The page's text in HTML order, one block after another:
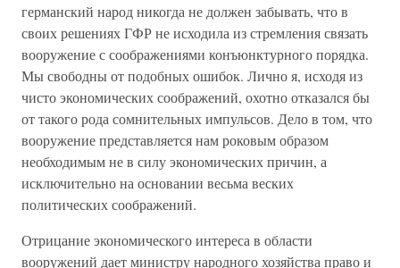
германский народ никогда не должен забывать, что в
своих решениях ГФР не исходила из стремления связать
вооружение с соображениями конъюнктурного порядка.
Мы свободны от подобных ошибок. Лично я, исходя из
чисто экономических соображений, охотно отказался бы
от такого рода сомнительных импульсов. Дело в том, что
вооружение представляется нам роковым образом
необходимым не в силу экономических причин, а
исключительно на основании весьма веских
политических соображений.
Отрицание экономического интереса в области
вооружений дает министру народного хозяйства право и